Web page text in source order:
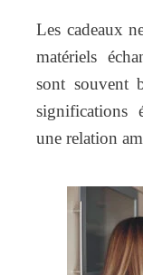
Les cadeaux
matériels
sont souvent
significations
une relation